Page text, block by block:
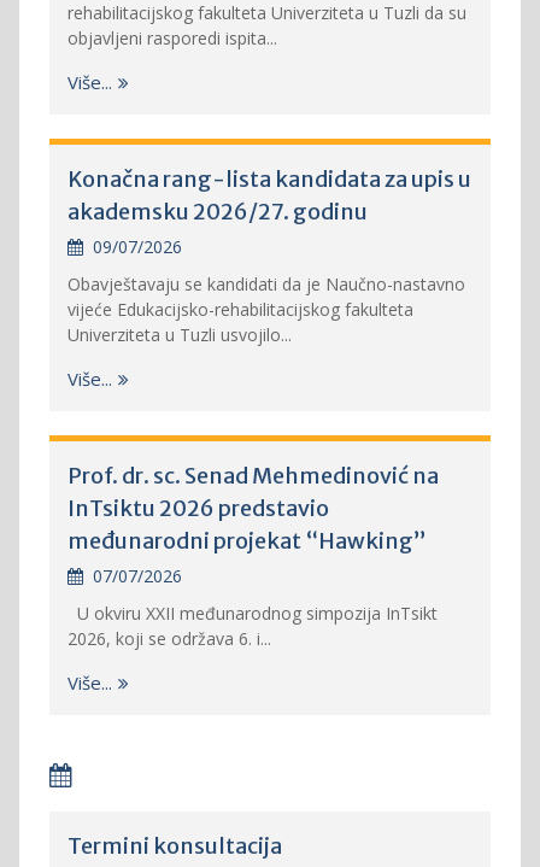
rehabilitacijskog fakulteta Univerziteta u Tuzli da su
objavljeni rasporedi ispita...
Više...
Konačna rang-lista kandidata za upis u
akademsku 2026/27. godinu
09/07/2026
Obavještavaju se kandidati da je Naučno-nastavno
vijeće Edukacijsko-rehabilitacijskog fakulteta
Univerziteta u Tuzli usvojilo...
Više...
Prof. dr. sc. Senad Mehmedinović na
InTsiktu 2026 predstavio
međunarodni projekat “Hawking”
07/07/2026
U okviru XXII međunarodnog simpozija InTsikt
2026, koji se održava 6. i...
Više...
Termini konsultacija